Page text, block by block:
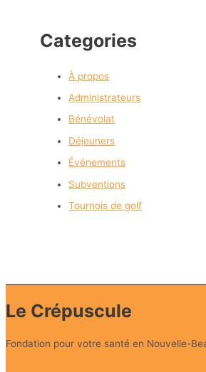
Categories
À propos
Administrateurs
Bénévolat
Déjeuners
Événements
Subventions
Tournois de golf
Le Crépuscule
Fondation pour votre santé en Nouvelle-